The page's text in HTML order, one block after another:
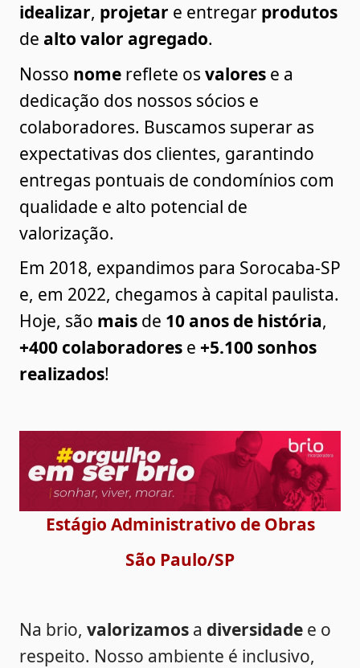
idealizar, projetar e entregar produtos
de alto valor agregado.
Nosso nome reflete os valores e a
dedicação dos nossos sócios e
colaboradores. Buscamos superar as
expectativas dos clientes, garantindo
entregas pontuais de condomínios com
qualidade e alto potencial de
valorização.
Em 2018, expandimos para Sorocaba-SP
e, em 2022, chegamos à capital paulista.
Hoje, são mais de 10 anos de história
+400 colaboradores e +5.100 sonhos
realizados!
Estágio Administrativo de Obras
São Paulo/SP
Na brio, valorizamos a diversidade e o
respeito. Nosso ambiente é inclusivo,